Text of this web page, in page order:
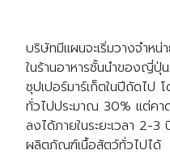
บริษัทมีแผนจะเริ่มวางจำห
ในร้านอาหารชั้นนำของญี่ปุ่
ซุปเปอร์มาร์เก็ตในปีถัดไป
ทั่วไปประมาณ 30% แต่คา
ลงได้ภายในระยะเวลา 2-
ผลิตภัณฑ์เนื้อสัตว์ทั่วไปได้